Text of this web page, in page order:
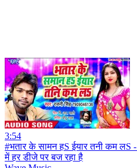
3:54
#भतार के सामन हS ईयार तनी कम लS -
में हर डीजे पर बज रहा है